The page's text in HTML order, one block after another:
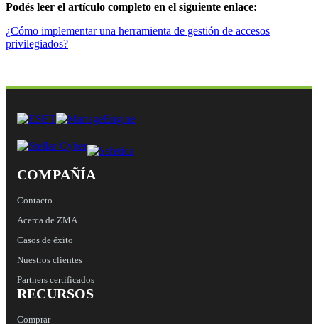
Podés leer el artículo completo en el siguiente enlace:
¿Cómo implementar una herramienta de gestión de accesos
privilegiados?
COMPAÑÍA
Contacto
Acerca de ZMA
Casos de éxito
Nuestros clientes
Partners certificados
RECURSOS
Comprar